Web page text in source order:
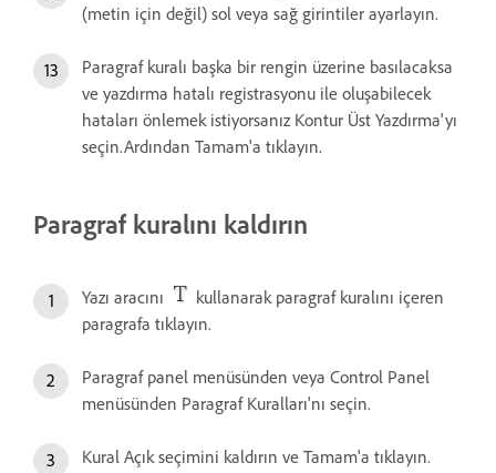
(metin için değil) sol veya sağ girintiler ayarlayın.
Paragraf kuralı başka bir rengin üzerine basılacaksa
ve yazdırma hatalı registrasyonu ile oluşabilecek
hataları önlemek istiyorsanız Kontur Üst Yazdırma'yı
seçin.Ardından Tamam'a tıklayın.
Paragraf kuralını kaldırın
Yazı aracını
kullanarak paragraf kuralını içeren
paragrafa tıklayın.
Paragraf panel menüsünden veya Control Panel
menüsünden Paragraf Kuralları'nı seçin.
Kural Açık seçimini kaldırın ve Tamam'a tıklayın.